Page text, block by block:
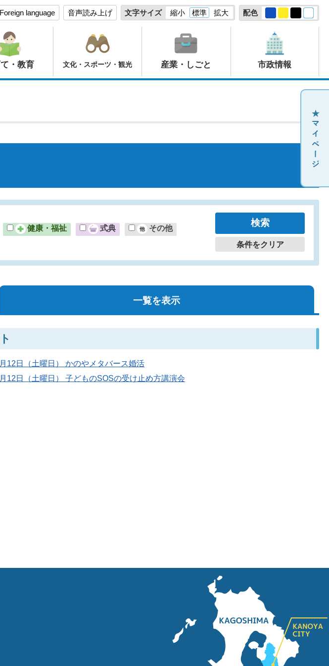
Foreign language 音声読み上げ 文字サイズ 縮小 標準 拡大 配色
・教育 文化・スポーツ・観光 産業・しごと 市政情報
健康・福祉 式典 その他
条件をクリア
一覧を表示
12日（土曜日） かのやメタバース婚活
12日（土曜日） 子どものSOSの受け止め方講演会